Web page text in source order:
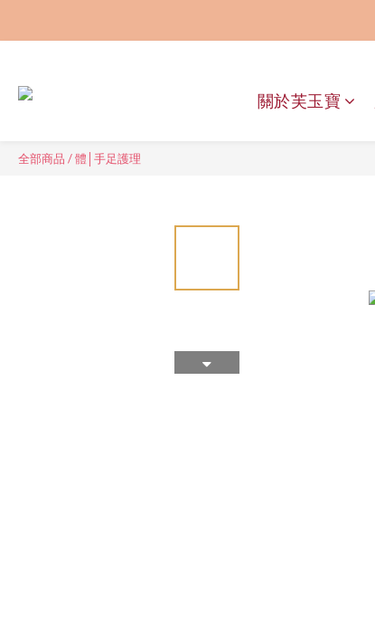
關於芙玉寶
全部商品 /體│手足護理